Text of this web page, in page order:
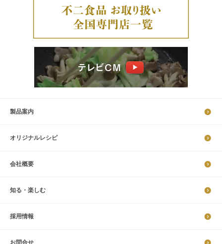
製品案内
オリジナルレシピ
会社概要
知る・楽しむ
採​用​情​報
お問合せ